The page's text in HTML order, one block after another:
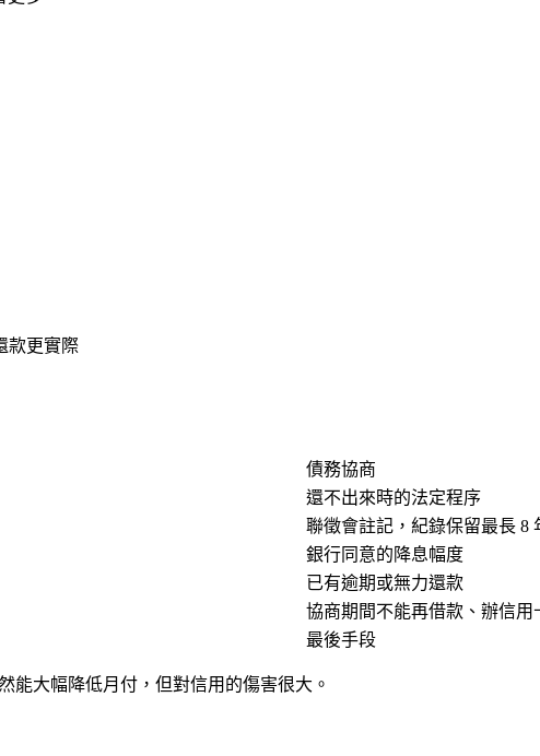
款更實際
債務協商
還不出來時的法定程序
聯徵會註記，紀錄保留最長 8
銀行同意的降息幅度
已有逾期或無力還款
協商期間不能再借款、辦信用
最後手段
能大幅降低月付，但對信用的傷害很大。